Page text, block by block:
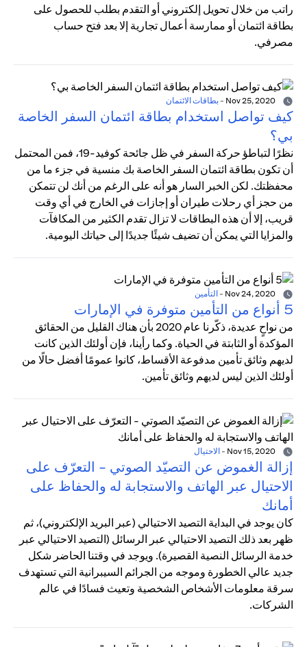
راتب من خلال تحويل إلكتروني أو التقدم بطلب للحصول على
بطاقة ائتمان أو ممارسة أعمال تجارية إلا بعد فتح حساب
مصرفي.
- بطاقات الائتمان
كيف تواصل استخدام بطاقة ائتمان السفر الخاصة
بي؟
نظرًا لتباطؤ حركة السفر في ظل جائحة كوفيد-19، فمن المحتمل
أن تكون بطاقة ائتمان السفر الخاصة بك منسية في جزء ما من
محفظتك. لكن الخبر السار هو أنه على الرغم من أنك لن تتمكن
من حجز أي رحلات طيران أو إجازات في الخارج في أي وقت
قريب، إلا أن هذه البطاقات لا تزال تقدم الكثير من المكافآت
والمزايا التي يمكن أن تضيف شيئًا جديدًا إلى حياتك اليومية.
- التأمين
5 أنواع من التأمين متوفرة في الإمارات
من نواحٍ عديدة، ذكّرنا عام 2020 بأن هناك القليل من الحقائق
المؤكدة أو الثابتة في الحياة. وكما رأينا، فإن أولئك الذين كانت
لديهم وثائق تأمين مدفوعة الأقساط، كانوا عمومًا أفضل حالًا من
أولئك الذين ليس لديهم وثائق تأمين.
- الاحتيال
إزالة الغموض عن التصيّد الصوتي - التعرّف على
الاحتيال عبر الهاتف والاستجابة له والحفاظ على
أمانك
كان يوجد في البداية التصيد الاحتيالي (عبر البريد الإلكتروني)، ثم
ظهر بعد ذلك التصيد الاحتيالي عبر الرسائل (التصيد الاحتيالي عبر
خدمة الرسائل النصية القصيرة). ويوجد في وقتنا الحاضر شكل
جديد عالي الخطورة وموجه من الجرائم السيبرانية التي تستهدف
سرقة معلومات الأشخاص الشخصية وتعيث فسادًا في عالم
الشركات.